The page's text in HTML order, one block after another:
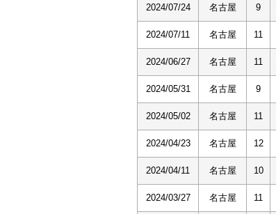
2024/07/24 名古屋 9
2024/07/11 名古屋 11
2024/06/27 名古屋 11
2024/05/31 名古屋 9
2024/05/02 名古屋 11
2024/04/23 名古屋 12
2024/04/11 名古屋 10
2024/03/27 名古屋 11